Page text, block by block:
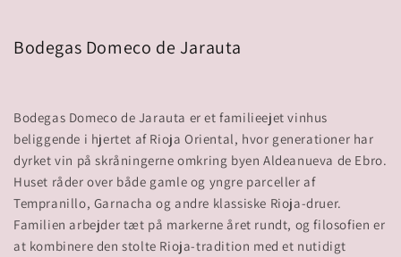
Bodegas Domeco de Jarauta
Bodegas Domeco de Jarauta er et familieejet vinhus
beliggende i hjertet af Rioja Oriental, hvor generationer har
dyrket vin på skråningerne omkring byen Aldeanueva de Ebro.
Huset råder over både gamle og yngre parceller af
Tempranillo, Garnacha og andre klassiske Rioja-druer.
Familien arbejder tæt på markerne året rundt, og filosofien er
at kombinere den stolte Rioja-tradition med et nutidigt